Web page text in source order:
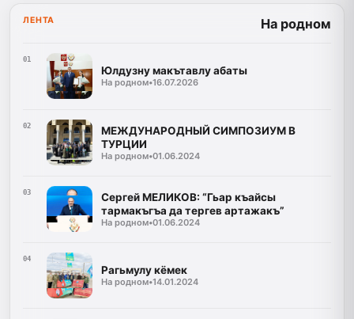
ЛЕНТА На родном
01
Юлдузну макътавлу абаты
На родном•16.07.2026
02
МЕЖДУНАРОДНЫЙ СИМПОЗИУМ В
ТУРЦИИ
На родном•01.06.2024
03
Сергей МЕЛИКОВ: “Гьар къайсы
тармакъгъа да тергев артажакъ”
На родном•01.06.2024
04
Рагьмулу кёмек
На родном•14.01.2024